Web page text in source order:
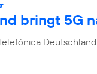
bringt 5G